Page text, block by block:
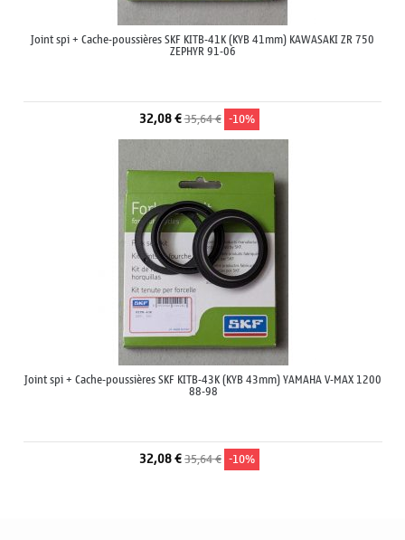
Joint spi + Cache-poussières SKF KITB-41K (KYB 41mm) KAWASAKI ZR 750
ZEPHYR 91-06
32,08 €35,64 € -10%
Joint spi + Cache-poussières SKF KITB-43K (KYB 43mm) YAMAHA V-MAX 1200
88-98
32,08 €35,64 € -10%